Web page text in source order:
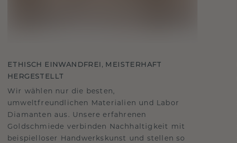
ETHISCH EINWANDFREI, MEISTERHAFT
HERGESTELLT
Wir wählen nur die besten,
umweltfreundlichen Materialien und Labor
Diamanten aus. Unsere erfahrenen
Goldschmiede verbinden Nachhaltigkeit mit
beispielloser Handwerkskunst und stellen so